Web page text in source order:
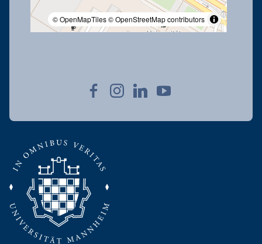
© OpenMapTiles© OpenStreetMap contributors